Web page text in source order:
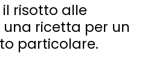
risotto alle
ricetta per un
particolare.